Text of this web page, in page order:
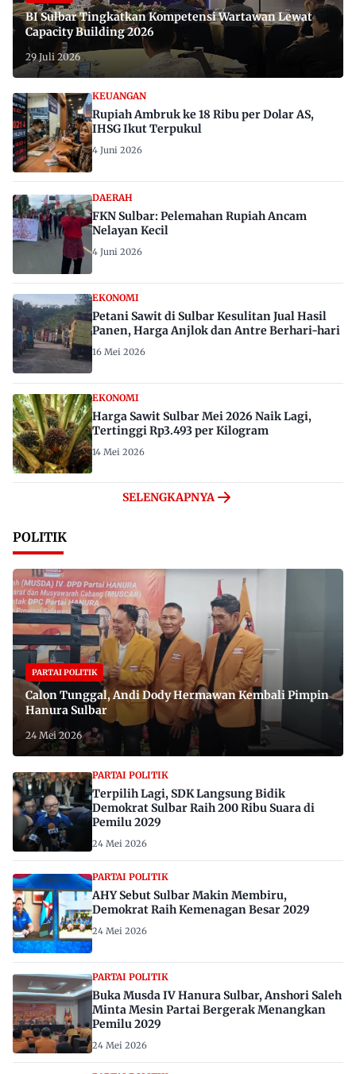
BI Sulbar Tingkatkan Kompetensi Wartawan Lewat
Capacity Building 2026
29 Juli 2026
KEUANGAN
Rupiah Ambruk ke 18 Ribu per Dolar AS,
IHSG Ikut Terpukul
4 Juni 2026
DAERAH
FKN Sulbar: Pelemahan Rupiah Ancam
Nelayan Kecil
4 Juni 2026
EKONOMI
Petani Sawit di Sulbar Kesulitan Jual Hasil
Panen, Harga Anjlok dan Antre Berhari-hari
16 Mei 2026
EKONOMI
Harga Sawit Sulbar Mei 2026 Naik Lagi,
Tertinggi Rp3.493 per Kilogram
14 Mei 2026
SELENGKAPNYA
POLITIK
PARTAI POLITIK
Calon Tunggal, Andi Dody Hermawan Kembali Pimpin
Hanura Sulbar
24 Mei 2026
PARTAI POLITIK
Terpilih Lagi, SDK Langsung Bidik
Demokrat Sulbar Raih 200 Ribu Suara di
Pemilu 2029
24 Mei 2026
PARTAI POLITIK
AHY Sebut Sulbar Makin Membiru,
Demokrat Raih Kemenagan Besar 2029
24 Mei 2026
PARTAI POLITIK
Buka Musda IV Hanura Sulbar, Anshori Saleh
Minta Mesin Partai Bergerak Menangkan
Pemilu 2029
24 Mei 2026